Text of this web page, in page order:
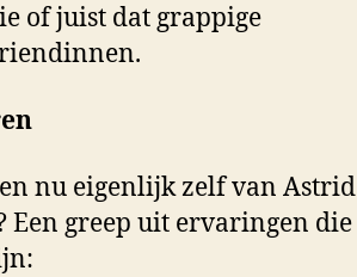
of juist dat grappige
nu eigenlijk zelf van Astrid
greep uit ervaringen die